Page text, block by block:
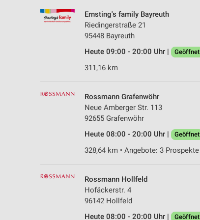
Ernsting's family Bayreuth
Riedingerstraße 21
95448 Bayreuth
Heute 09:00 - 20:00 Uhr |
Geöffnet
311,16 km
Rossmann Grafenwöhr
Neue Amberger Str. 113
92655 Grafenwöhr
Heute 08:00 - 20:00 Uhr |
Geöffnet
328,64 km • Angebote: 3 Prospekte
Rossmann Hollfeld
Hofäckerstr. 4
96142 Hollfeld
Heute 08:00 - 20:00 Uhr |
Geöffnet